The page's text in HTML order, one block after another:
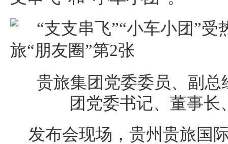
贵旅集团党委委员、副
团党委书记、董事长
发布会现场，贵州贵旅国